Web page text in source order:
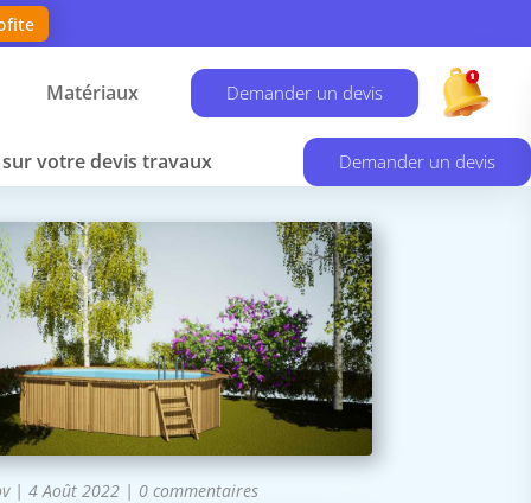
Matériaux Demander un devis
sur votre devis travaux Demander un devis
| 4 Août 2022| 0 commentaires